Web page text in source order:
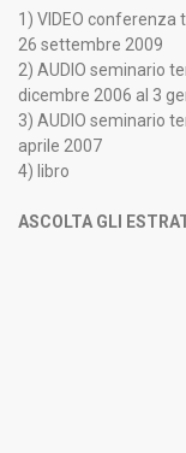
1) VIDEO conferenza
26 settembre 2009
2) AUDIO seminario
dicembre 2006 al 3
3) AUDIO seminario
aprile 2007
4) libro
ASCOLTA GLI